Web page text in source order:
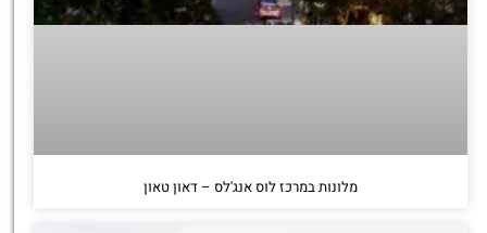
מלונות במרכז לוס אנג'לס – דאון טאון